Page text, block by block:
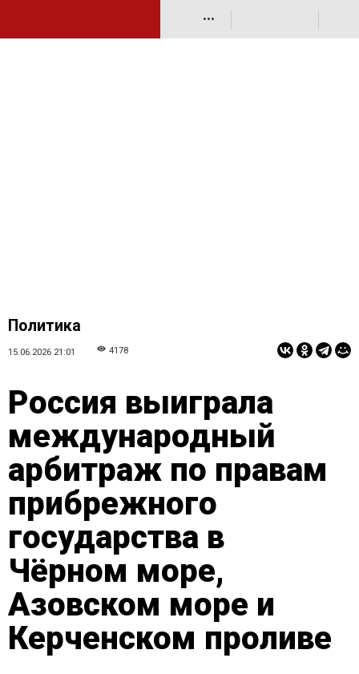
•••
Политика
15.06.2026 21:01 4178
Россия выиграла
международный
арбитраж по правам
прибрежного
государства в
Чёрном море,
Азовском море и
Керченском проливе